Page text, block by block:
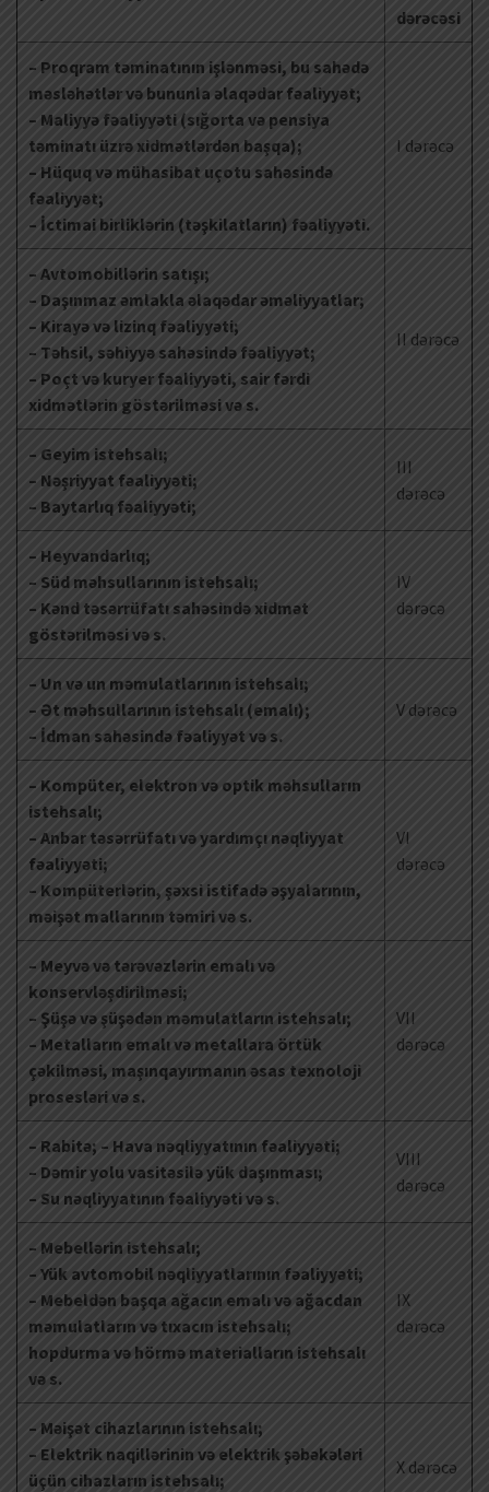
dərəcəsi
– Proqram təminatının işlənməsi, bu sahədə
məsləhətlər və bununla əlaqədar fəaliyyət;
– Maliyyə fəaliyyəti (sığorta və pensiya
təminatı üzrə xidmətlərdən başqa);
– Hüquq və mühasibat uçotu sahəsində
fəaliyyət;
– İctimai birliklərin (təşkilatların) fəaliyyəti.
I dərəcə
– Avtomobillərin satışı;
– Daşınmaz əmlakla əlaqədar əməliyyatlar;
– Kirayə və lizinq fəaliyyəti;
– Təhsil, səhiyyə sahəsində fəaliyyət;
– Poçt və kuryer fəaliyyəti, sair fərdi
xidmətlərin göstərilməsi və s.
II dərəcə
– Geyim istehsalı;
– Nəşriyyat fəaliyyəti;
– Baytarlıq fəaliyyəti;
III
dərəcə
– Heyvandarlıq;
– Süd məhsullarının istehsalı;
– Kənd təsərrüfatı sahəsində xidmət
göstərilməsi və s.
IV
dərəcə
– Un və un məmulatlarının istehsalı;
– Ət məhsullarının istehsalı (emalı);
– İdman sahəsində fəaliyyət və s.
V dərəcə
– Kompüter, elektron və optik məhsulların
istehsalı;
– Anbar təsərrüfatı və yardımçı nəqliyyat
fəaliyyəti;
– Kompüterlərin, şəxsi istifadə əşyalarının,
məişət mallarının təmiri və s.
VI
dərəcə
– Meyvə və tərəvəzlərin emalı və
konservləşdirilməsi;
– Şüşə və şüşədən məmulatların istehsalı;
– Metalların emalı və metallara örtük
çəkilməsi, maşınqayırmanın əsas texnoloji
prosesləri və s.
VII
dərəcə
– Rabitə; – Hava nəqliyyatının fəaliyyəti;
– Dəmir yolu vasitəsilə yük daşınması;
– Su nəqliyyatının fəaliyyəti və s.
VIII
dərəcə
– Mebellərin istehsalı;
– Yük avtomobil nəqliyyatlarının fəaliyyəti;
– Mebeldən başqa ağacın emalı və ağacdan
məmulatların və tıxacın istehsalı;
hopdurma və hörmə materialların istehsalı
və s.
IX
dərəcə
– Məişət cihazlarının istehsalı;
– Elektrik naqillərinin və elektrik şəbəkələri
üçün cihazların istehsalı;
X dərəcə